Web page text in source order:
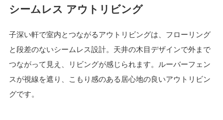
シームレス アウトリビング
子深い軒で室内とつながるアウトリビングは、フローリング
と段差のないシームレス設計。天井の木目デザインで外まで
つながって見え、リビングが感じられます。ルーバーフェン
スが視線を遮り、こもり感のある居心地の良いアウトリビン
グです。